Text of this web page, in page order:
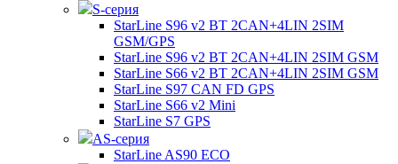
S-серия
StarLine S96 v2 BT 2CAN+4LIN 2SIM
GSM/GPS
StarLine S96 v2 BT 2CAN+4LIN 2SIM GSM
StarLine S66 v2 BT 2CAN+4LIN 2SIM GSM
StarLine S97 CAN FD GPS
StarLine S66 v2 Mini
StarLine S7 GPS
AS-серия
StarLine AS90 ECO